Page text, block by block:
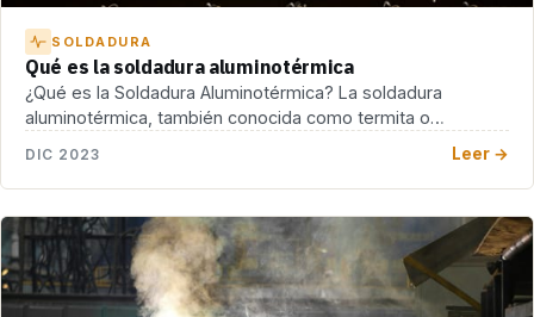
SOLDADURA
Qué es la soldadura aluminotérmica
¿Qué es la Soldadura Aluminotérmica? La soldadura
aluminotérmica, también conocida como termita o
DIC 2023 Leer →